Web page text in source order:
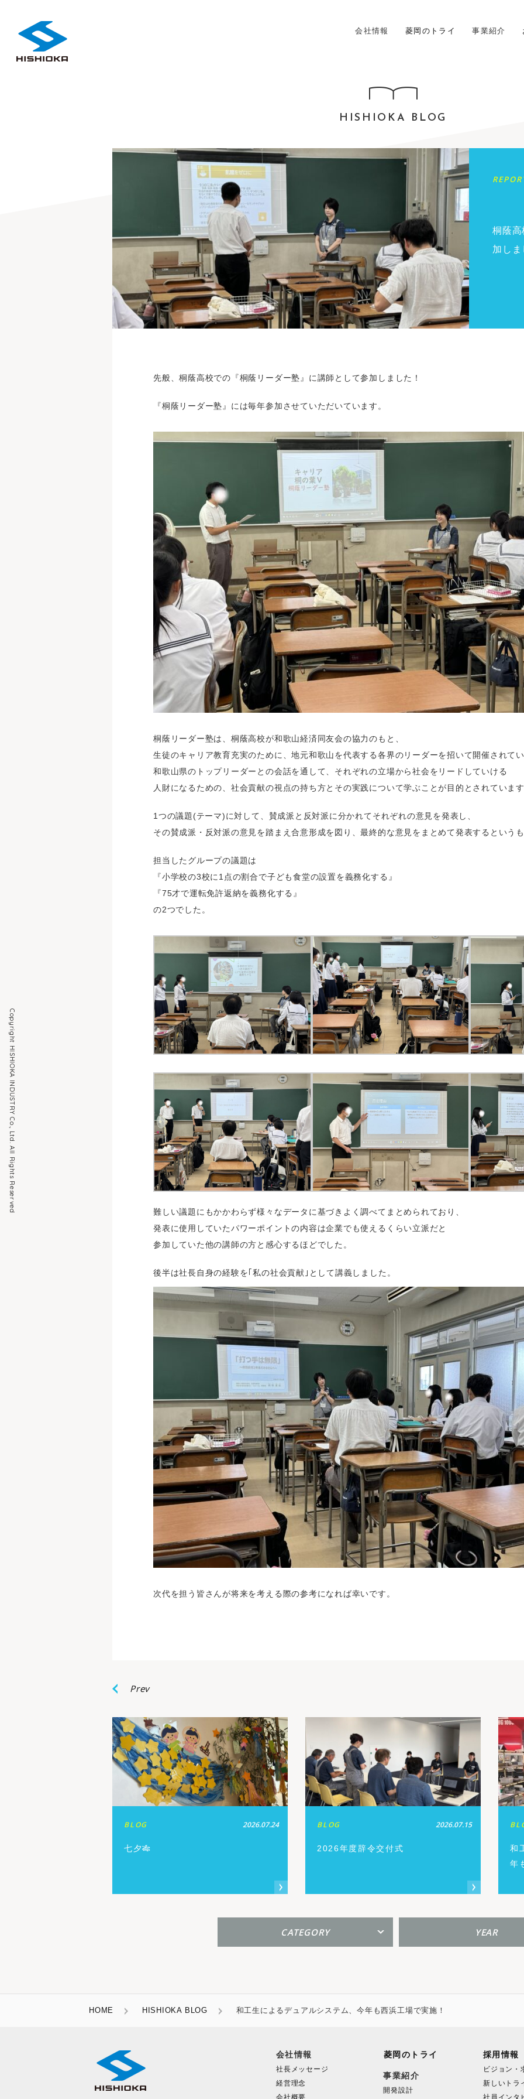
会社情報 菱岡のトライ 事業紹介
Copyright HISHIOKA INDUSTRY Co., Ltd. All Rights Reserved
HISHIOKA BLOG
桐蔭高
加し
先般、桐蔭高校での『桐蔭リーダー塾』に講師として参加しました！
『桐蔭リーダー塾』には毎年参加させていただいています。
桐蔭リーダー塾は、桐蔭高校が和歌山経済同友会の協力のもと、
生徒のキャリア教育充実のために、地元和歌山を代表する各界のリーダーを招いて開催されて
和歌山県のトップリーダーとの会話を通して、それぞれの立場から社会をリードしていける
人財になるための、社会貢献の視点の持ち方とその実践について学ぶことが目的とされていま
1つの議題(テーマ)に対して、賛成派と反対派に分かれてそれぞれの意見を発表し、
その賛成派・反対派の意見を踏まえ合意形成を図り、最終的な意見をまとめて発表するという
担当したグループの議題は
『小学校の3校に1点の割合で子ども食堂の設置を義務化する』
『75才で運転免許返納を義務化する』
の2つでした。
難しい議題にもかかわらず様々なデータに基づきよく調べてまとめられており、
発表に使用していたパワーポイントの内容は企業でも使えるくらい立派だと
参加していた他の講師の方と感心するほどでした。
後半は社長自身の経験を｢私の社会貢献｣として講義しました。
次代を担う皆さんが将来を考える際の参考になれば幸いです。
Prev
BLOG 2026.07.24
七夕🎋
BLOG 2026.07.15
2026年度辞令交付式
和
年
CATEGORY YEAR
HOME HISHIOKA BLOG 和工生によるデュアルシステム、今年も西浜工場で実施！
会社情報
社長メッセージ
経営理念
会社概要
菱岡のトライ
事業紹介
開発設計
採用情報
ビジョン・
新しいトラ
社員インタ